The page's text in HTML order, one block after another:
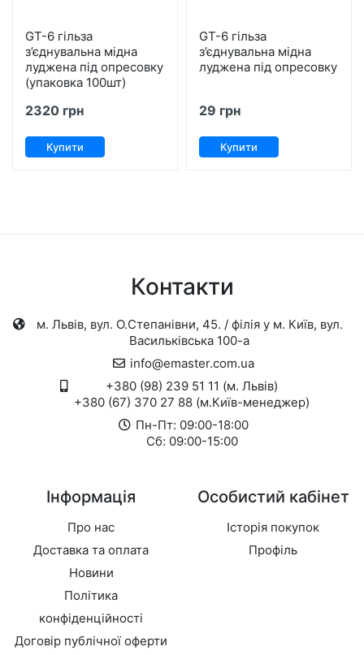
GT-6 гільза
з’єднувальна мідна
луджена під опресовку
(упаковка 100шт)
2320 грн
Купити
GT-6 гільза
з’єднувальна мідна
луджена під опресовку
29 грн
Купити
Контакти
м. Львів, вул. О.Степанівни, 45. / філія у м. Київ, вул.
Васильківська 100-а
info@emaster.com.ua
+380 (98) 239 51 11 (м. Львів)
+380 (67) 370 27 88 (м.Київ-менеджер)
Пн-Пт: 09:00-18:00
Сб: 09:00-15:00
Інформація
Про нас
Доставка та оплата
Новини
Політика
конфіденційності
Договір публічної оферти
Особистий кабінет
Історія покупок
Профіль